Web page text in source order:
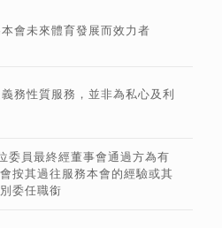
會未來體育發展而效力者
務性質服務，並非為私心及利
委員最終經董事會通過方為有
按其過往服務本會的經驗或其
委任職銜